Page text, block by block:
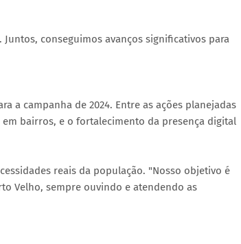
conseguimos avanços significativos para
a campanha de 2024. Entre as ações planejadas
bairros, e o fortalecimento da presença digital
reais da população. "Nosso objetivo é
Velho, sempre ouvindo e atendendo as